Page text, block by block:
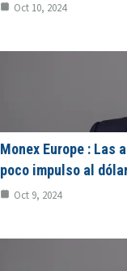
Oct 10, 2024
Monex Europe : Las
poco impulso al
Oct 9, 2024